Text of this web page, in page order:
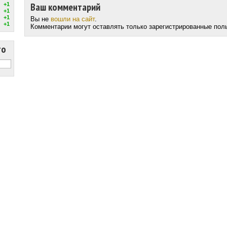
+1
+1
+1
+1
Ваш комментарий
Вы не вошли на сайт.
Комментарии могут оставлять только зарегистрированные